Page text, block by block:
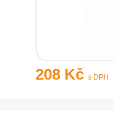
208 Kč s DPH